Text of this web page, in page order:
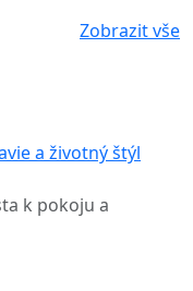
Zobrazit vše
a životný štýl
k pokoju a